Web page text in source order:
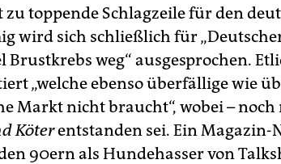
zu toppende Schlagzeile für den
wird sich schließlich für
Brustkrebs weg“ ausgesprochen.
„welche ebenso überfällige wie
Markt nicht braucht“, wobei – noch
Köterentstanden sei. Ein Magazin-
90ern als Hundehasser von